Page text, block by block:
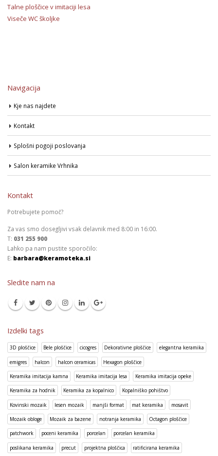
Talne ploščice v imitaciji lesa
Viseče WC školjke
Navigacija
Kje nas najdete
Kontakt
Splošni pogoji poslovanja
Salon keramike Vrhnika
Kontakt
Potrebujete pomoč?
Za vas smo dosegljivi vsak delavnik med 8:00 in 16:00.
T: 031 255 900
Lahko pa nam pustite sporočilo:
E: barbara@keramoteka.si
Sledite nam na
Izdelki tags
3D ploščice Bele ploščice cicogres Dekorativne ploščice elegantna keramika
emigres halcon halcon ceramicas Hexagon ploščice
Keramika imitacija kamna Keramika imitacija lesa Keramika imitacija opeke
Keramika za hodnik Keramika za kopalnico Kopalniško pohištvo
Kovinski mozaik lesen mozaik manjši format mat keramika mosavit
Mozaik obloge Mozaik za bazene notranja keramika Octagon ploščice
patchwork poceni keramika porcelan porcelan keramika
poslikana keramika precut projektna ploščica ratificirana keramika